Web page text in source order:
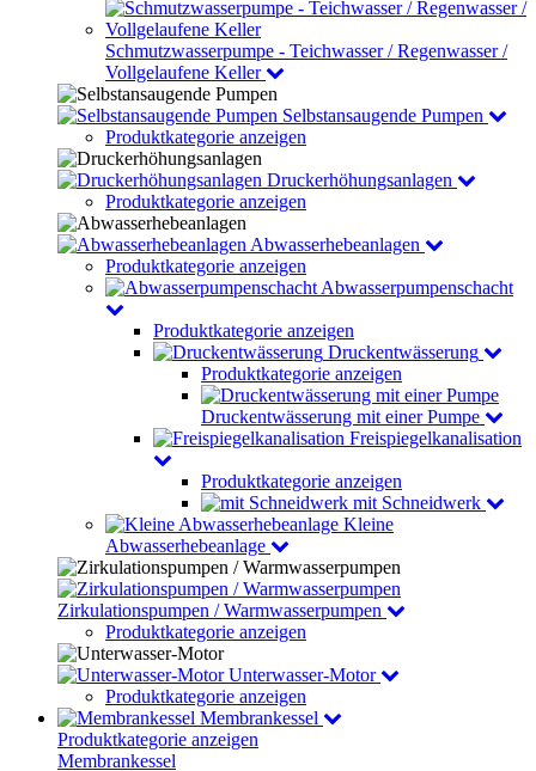
Schmutzwasserpumpe - Teichwasser / Regenwasser /
Vollgelaufene Keller
Selbstansaugende Pumpen
Produktkategorie anzeigen
Druckerhöhungsanlagen
Produktkategorie anzeigen
Abwasserhebeanlagen
Produktkategorie anzeigen
Abwasserpumpenschacht
Produktkategorie anzeigen
Druckentwässerung
Produktkategorie anzeigen
Druckentwässerung mit einer Pumpe
Freispiegelkanalisation
Produktkategorie anzeigen
mit Schneidwerk
Kleine
Abwasserhebeanlage
Zirkulationspumpen / Warmwasserpumpen
Produktkategorie anzeigen
Unterwasser-Motor
Produktkategorie anzeigen
Membrankessel
Produktkategorie anzeigen
Membrankessel